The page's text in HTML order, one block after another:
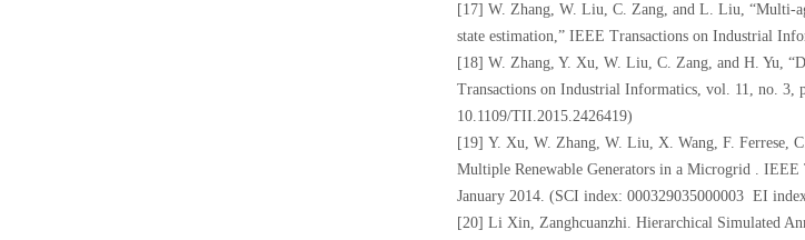
[17] W. Zhang, W. Liu, C. Zang, and L. Liu, “Multi-
state estimation,” IEEE Transactions on Industrial
[18] W. Zhang, Y. Xu, W. Liu, C. Zang, and H. Yu,
Transactions on Industrial Informatics, vol. 11, no.
10.1109/TII.2015.2426419)
[19] Y. Xu, W. Zhang, W. Liu, X. Wang, F. Ferrese,
Multiple Renewable Generators in a Microgrid .
January 2014. (SCI index: 000329035000003 EI
[20] Li Xin, Zanghcuanzhi. Hierarchical Simulated